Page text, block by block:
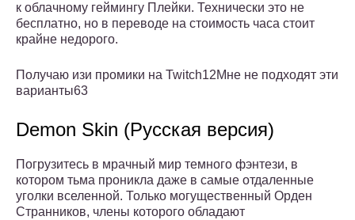
к облачному геймингу Плейки. Технически это не
бесплатно, но в переводе на стоимость часа стоит
крайне недорого.
Получаю изи промики на Twitch12Мне не подходят эти
варианты63
Demon Skin (Русская версия)
Погрузитесь в мрачный мир темного фэнтези, в
котором тьма проникла даже в самые отдаленные
уголки вселенной. Только могущественный Орден
Странников, члены которого обладают